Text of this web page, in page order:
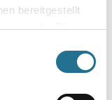
bereitgestellt
der Dienste